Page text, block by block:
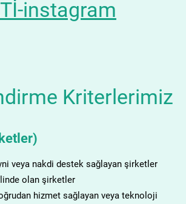
instagram
Kriterlerimiz
veya nakdi destek sağlayan şirketler
olan şirketler
hizmet sağlayan veya teknoloji